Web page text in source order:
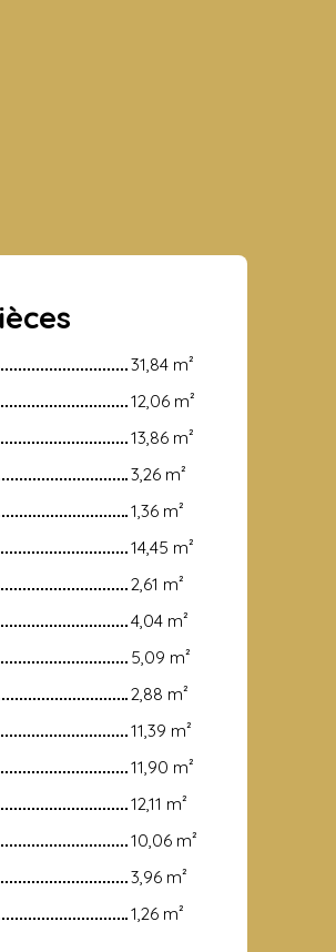
31,84 m²
12,06 m²
13,86 m²
3,26 m²
1,36 m²
14,45 m²
2,61 m²
4,04 m²
5,09 m²
2,88 m²
11,39 m²
11,90 m²
12,11 m²
10,06 m²
3,96 m²
1,26 m²